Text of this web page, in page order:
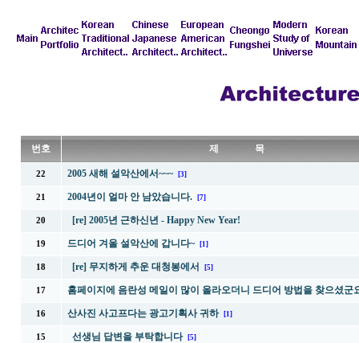
번호 제 목
22 2005 새해 설악산에서~~~ [3]
21 2004년이 얼마 안 남았습니다. [7]
20 [re] 2005년 근하신년 - Happy New Year!
19 드디어 겨울 설악산에 갑니다~ [1]
18 [re] 무지하게 추운 대청봉에서 [5]
17 홈페이지에 음란성 메일이 많이 올라오더니 드디어 방법을 찾으셨군
16 산사진 사고프다는 광고기획사 귀하 [1]
15 선생님 답변을 부탁합니다 [5]